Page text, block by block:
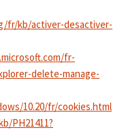
fr/kb/activer-desactiver-
fr-
delete-manage-
10.20/fr/cookies.html
PH21411?